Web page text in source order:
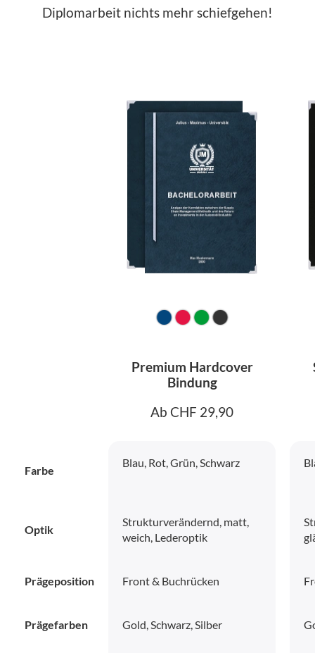
Diplomarbeit nichts mehr schiefgehen!
Premium Hardcover
Bindung
Ab CHF 29,90
Farbe
Blau, Rot, Grün, Schwarz
Optik
Strukturverändernd, matt,
weich, Lederoptik
Prägeposition Front & Buchrücken
Prägefarben Gold, Schwarz, Silber